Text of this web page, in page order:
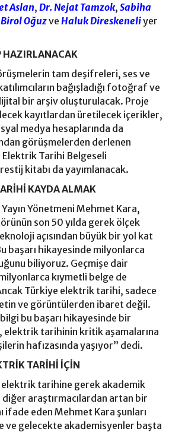
Aslan, Dr. Nejat Tamzok, Sabiha
Birol Oğuzve Haluk Direskeneliyer
HAZIRLANACAK
tam deşifreleri, ses ve
bağışladığı fotoğraf ve
bir arşiv oluşturulacak. Proje
kayıtlardan üretilecek içerikler,
medya hesaplarında da
görüşmelerden derlenen
Tarihi Belgeseli
kitabı da yayımlanacak.
KAYDA ALMAK
Yönetmeni Mehmet Kara,
son 50 yılda gerek ölçek
açısından büyük bir yol kat
başarı hikayesinde milyonlarca
biliyoruz. Geçmişe dair
kıymetli belge de
Türkiye elektrik tarihi, sadece
ve görüntülerden ibaret değil.
bu başarı hikayesinde bir
elektrik tarihinin kritik aşamalarına
hafızasında yaşıyor” dedi.
TARİHİ İÇİN
elektrik tarihine gerek akademik
araştırmacılardan artan bir
ifade eden Mehmet Kara şunları
ve gelecekte akademisyenler başta